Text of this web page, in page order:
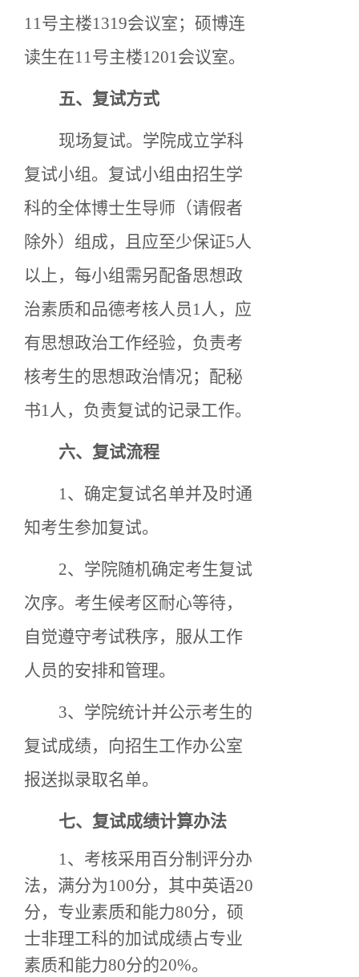
11号主楼1319会议室；硕博连
读生在11号主楼1201会议室。
五、 复试方式
现场复试。学院成立学科
复试小组。复试小组由招生学
科的全体博士生导师（请假者
除外）组成，且应至少保证5人
以上，每小组需另配备思想政
治素质和品德考核人员1人，应
有思想政治工作经验，负责考
核考生的思想政治情况；配秘
书1人，负责复试的记录工作。
六、 复试流程
1、 确定复试名单并及时通
知考生参加复试。
2、 学院随机确定考生复试
次序。考生候考区耐心等待，
自觉遵守考试秩序，服从工作
人员的安排和管理。
3、学院统计并公示考生的
复试成绩，向招生工作办公室
报送拟录取名单。
七、 复试成绩计算办法
1、考核采用百分制评分办
法，满分为100分，其中英语20
分，专业素质和能力80分，硕
士非理工科的加试成绩占专业
素质和能力80分的20%。